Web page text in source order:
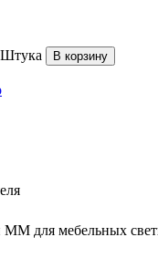
Штука
В корзину
ММ для мебельных